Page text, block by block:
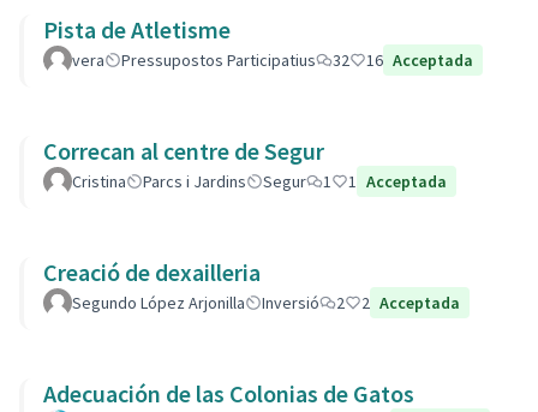
Pista de Atletisme
vera Pressupostos Participatius 32 16 Acceptada
Correcan al centre de Segur
Cristina Parcs i Jardins Segur 1 1 Acceptada
Creació de dexailleria
Segundo López Arjonilla Inversió 2 2 Acceptada
Adecuación de las Colonias de Gatos